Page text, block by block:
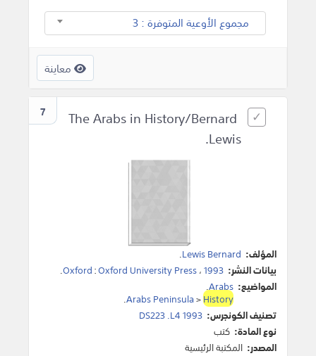
مجموع الأوعية المتوفرة : 3
معاينة
7
The Arabs in History/Bernard
Lewis.
المؤلف: Lewis Bernard
.
بيانات النشر:
Oxford:Oxford University Press،1993
.
المواضيع: Arabs
.
Arabs Peninsula>History
.
تصنيف الكونجرس: DS223 .L4 1993
نوع المادة: كتب
المصدر: المكتبة الرئيسية